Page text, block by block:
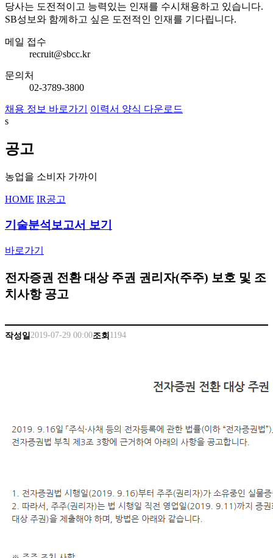
당사는 도전적이고 능력있는 인재를 수시채용하고 있습니다.
SB성보와 함께하고 싶은 도전적인 인재를 기다립니다.
메일 접수
recruit@sbcc.kr
문의처
02-3789-3800
채용 정보 바로가기
이력서 양식 다운로드
s
공고
농업을 소비자 가까이
HOME IR공고
기술분석보고서 보기
바로가기
전자증권 전환 대상 주권 권리자(주주) 보호 및 조
치사항 공고
작성일2019-07-29 00:00조회 1194